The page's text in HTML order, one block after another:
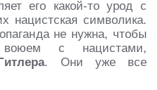
его какой-то урод с
нацистская символика.
не нужна, чтобы
с нацистами,
. Они уже все